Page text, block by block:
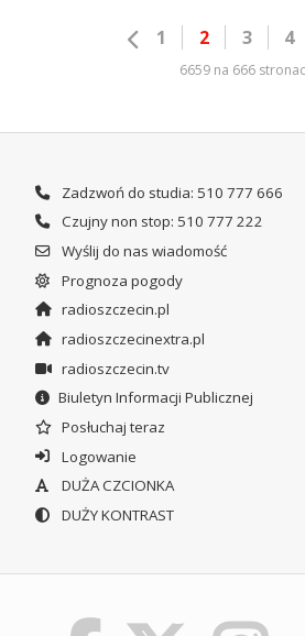
1 2 3 4
6659 na 666
Zadzwoń do studia: 510 777 666
Czujny non stop: 510 777 222
Wyślij do nas wiadomość
Prognoza pogody
radioszczecin.pl
radioszczecinextra.pl
radioszczecin.tv
Biuletyn Informacji Publicznej
Posłuchaj teraz
Logowanie
DUŻA CZCIONKA
DUŻY KONTRAST